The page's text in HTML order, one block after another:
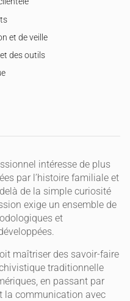
et de veille
des outils
intéresse de plus
par l’histoire familiale et
de la simple curiosité
exige un ensemble de
et
maîtriser des savoir-faire
traditionnelle
en passant par
la communication avec